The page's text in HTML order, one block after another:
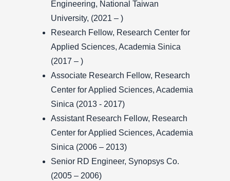
Engineering, National Taiwan
University, (2021 – )
Research Fellow, Research Center for
Applied Sciences, Academia Sinica
(2017 – )
Associate Research Fellow, Research
Center for Applied Sciences, Academia
Sinica (2013 - 2017)
Assistant Research Fellow, Research
Center for Applied Sciences, Academia
Sinica (2006 – 2013)
Senior RD Engineer, Synopsys Co.
(2005 – 2006)